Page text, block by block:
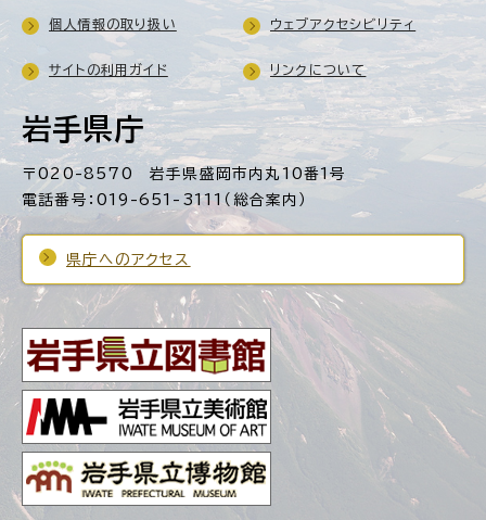
岩手県庁
〒020-8570 岩手県盛岡市内丸10番1号
電話番号：019-651-3111（総合案内）
県庁へのアクセス
個人情報の取り扱い ウェブアクセシビリティ
サイトの利用ガイド リンクについて